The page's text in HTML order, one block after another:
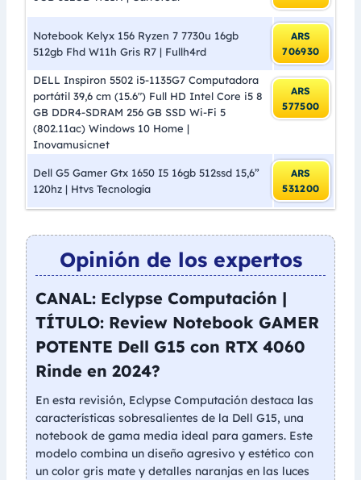
Notebook Kelyx 156 Ryzen 7 7730u 16gb
512gb Fhd W11h Gris R7 | Fullh4rd
ARS
706930
DELL Inspiron 5502 i5-1135G7 Computadora
portátil 39,6 cm (15.6″) Full HD Intel Core i5 8
GB DDR4-SDRAM 256 GB SSD Wi-Fi 5
(802.11ac) Windows 10 Home |
Inovamusicnet
ARS
577500
Dell G5 Gamer Gtx 1650 I5 16gb 512ssd 15,6”
120hz | Htvs Tecnología
ARS
531200
Opinión de los expertos
CANAL: Eclypse Computación |
TÍTULO: Review Notebook GAMER
POTENTE Dell G15 con RTX 4060
Rinde en 2024?
En esta revisión, Eclypse Computación destaca las
características sobresalientes de la Dell G15, una
notebook de gama media ideal para gamers. Este
modelo combina un diseño agresivo y estético con
un color gris mate y detalles naranjas en las luces